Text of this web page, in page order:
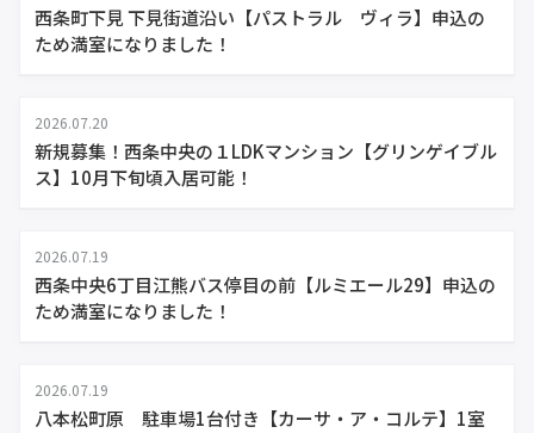
西条町下見 下見街道沿い【パストラル ヴィラ】申込の
ため満室になりました！
2026.07.20
新規募集！西条中央の１LDKマンション【グリンゲイブル
ス】10月下旬頃入居可能！
2026.07.19
西条中央6丁目江熊バス停目の前【ルミエール29】申込の
ため満室になりました！
2026.07.19
八本松町原 駐車場1台付き【カーサ・ア・コルテ】1室